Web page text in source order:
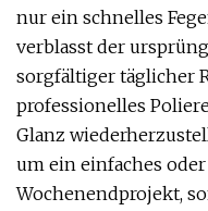
nur ein schnelles
verblasst der
sorgfältiger täglicher
professionelles
Glanz
um ein einfaches
Wochenendprojekt,